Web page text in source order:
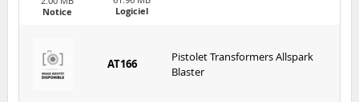
Notice
Logiciel
AT166
Pistolet Transformers Allspark
Blaster